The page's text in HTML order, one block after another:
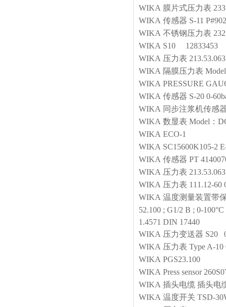
WIKA 膜片式压力表
WIKA 传感器 S-11
WIKA 不锈钢压力表
WIKA S10 12833453
WIKA 压力表 213.53.063
WIKA 隔膜压力表
WIKA PRESSURE
WIKA 传感器 S-20 0-
WIKA 同步注浆机传感
WIKA 数显表 Model：
WIKA ECO-1
WIKA SC15600K105-2
WIKA 传感器 PT
WIKA 压力表
WIKA 压力表 111.12-60
WIKA 温度测量装置带
52.100 ; G1/2 B ; 0-
1.4571 DIN 17440
WIKA 压力变送器 S20
WIKA 压力表 Type A-10
WIKA PGS23.100
WIKA Press sensor
WIKA 插头电缆 插头电
WIKA 温度开关 TSD-